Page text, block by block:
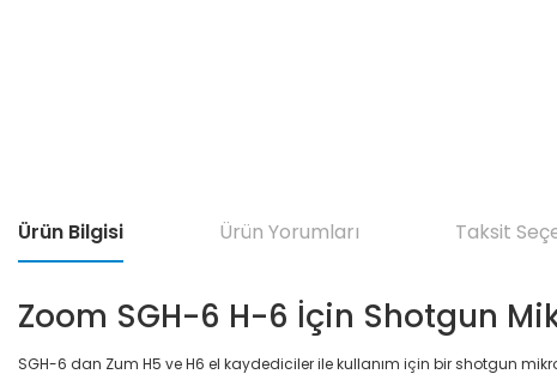
Ürün Bilgisi Ürün Yorumları Taksit
Zoom SGH-6 H-6 İçin Shotgun
SGH-6 dan Zum H5 ve H6 el kaydediciler ile kullanım için bir shotgun